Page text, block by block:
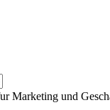
Marketing und